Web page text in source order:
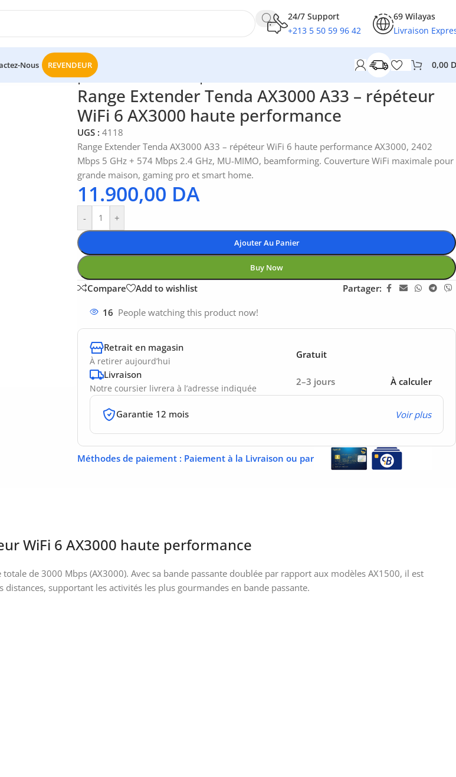
24/7 Support
+213 5 50 59 96 42
69 Wilayas
Livraison
Nous REVENDEUR 0,00
AX3000 A33 – répéteur WiFi 6 AX3000 haute performance
Range Extender Tenda AX3000 A33 – répéteur
WiFi 6 AX3000 haute performance
UGS : 4118
Range Extender Tenda AX3000 A33 – répéteur WiFi 6 haute performance AX3000, 2402
Mbps 5 GHz + 574 Mbps 2.4 GHz, MU-MIMO, beamforming. Couverture WiFi maximale pour
grande maison, gaming pro et smart home.
11.900,00 DA
- +
Ajouter Au Panier
Buy Now
Compare Add to wishlist Partager:
16 People watching this product now!
Retrait en magasin
À retirer aujourd’hui
Gratuit
Livraison
Notre coursier livrera à l’adresse indiquée
2–3 jours À calculer
Garantie 12 mois Voir plus
Méthodes de paiement : Paiement à la Livraison ou par
WiFi 6 AX3000 haute performance
de 3000 Mbps (AX3000). Avec sa bande passante doublée par rapport aux modèles AX1500, il est
supportant les activités les plus gourmandes en bande passante.